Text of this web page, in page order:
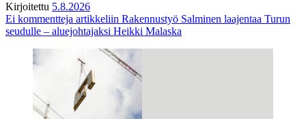
Kirjoitettu 5.8.2026
Ei kommentteja artikkeliin Rakennustyö Salminen laajentaa Turun
seudulle – aluejohtajaksi Heikki Malaska